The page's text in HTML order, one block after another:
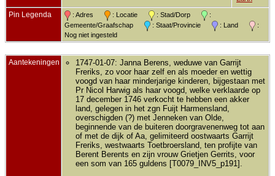
Pin Legenda : Adres : Locatie : Stad/Dorp
:
Gemeente/Graafschap
: Staat/Provincie : Land
:
Nog niet ingesteld
Aantekeningen
1747-01-07: Janna Berens, weduwe van Garrijt
Freriks, zo voor haar zelf en als moeder en wettig
voogd van haar minderjarige kinderen, bijgestaan met
Pr Nicol Harwig als haar voogd, welke verklaarde op
17 december 1746 verkocht te hebben een akker
land, gelegen in het zgn Fuijt Harmensland,
overschigden (?) met Jenneken van Olde,
beginnende van de buiteren doorgravenenweg tot aan
of met de dijk of Aa, gelimiteerd oostwaarts Garrijt
Freriks, westwaarts Toetbroersland, ten profijte van
Berent Berents en zijn vrouw Grietjen Gerrits, voor
een som van 165 guldens [T0079_INV5_p191].